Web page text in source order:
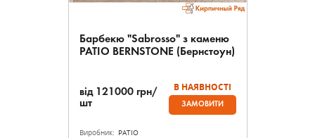
Барбекю "Sabrosso" з каменю
PATIO BERNSTONE (Бернстоун)
від 121000 грн/
шт
В НАЯВНОСТІ
ЗАМОВИТИ
Виробник: PATIO